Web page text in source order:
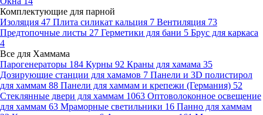
Комплектующие для парной
Изоляция 47 Плита силикат кальция 7 Вентиляция 73
Предтопочные листы 27 Герметики для бани 5 Брус для каркаса
4
Все для Хаммама
Парогенераторы 184 Курны 92 Краны для хамама 35
Дозирующие станции для хамамов 7 Панели и 3D полистирол
для хаммам 88 Панели для хаммам и крепежи (Германия) 52
Стеклянные двери для хаммам 1063 Оптоволоконное освещение
для хаммам 63 Мраморные светильники 16 Панно для хаммам